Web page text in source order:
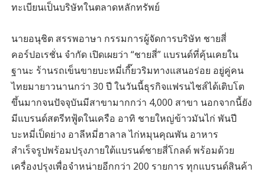
ทะเบียนเป็นบริษัทในตลาดหลักทรัพย์
นายอนุชิต สรรพอาษา กรรมการผู้จัดการบริษัท ชายสี่
คอร์ปอเรชั่น จำกัด เปิดเผยว่า “ชายสี่” แบรนด์ที่คุ้นเคยใน
ฐานะ ร้านรถเข็นขายบะหมี่เกี๊ยวริมทางแสนอร่อย อยู่คู่คน
ไทยมายาวนานกว่า 30 ปี ในวันนี้ธุรกิจแฟรนไชส์ได้เติบโต
ขึ้นมากจนปัจจุบันมีสาขามากกว่า 4,000 สาขา นอกจากนี้ยัง
มีแบรนด์สตรีทฟู้ดในเครือ อาทิ ชายใหญ่ข้าวมันไก่ พันปี
บะหมี่เป็ดย่าง อาลีหมี่ฮาลาล ไก่หมุนคุณพัน อาหาร
สำเร็จรูปพร้อมปรุงภายใต้แบรนด์ชายสี่โกลด์ พร้อมด้วย
เครื่องปรุงเพื่อจำหน่ายอีกกว่า 200 รายการ ทุกแบรนด์สินค้า